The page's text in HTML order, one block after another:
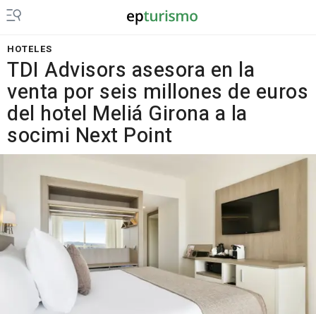
HOTELES
TDI Advisors asesora en la
venta por seis millones de euros
del hotel Meliá Girona a la
socimi Next Point